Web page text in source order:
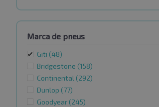
Marca de pneus
Giti (48)
Bridgestone (158)
Continental (292)
Dunlop (77)
Goodyear (245)